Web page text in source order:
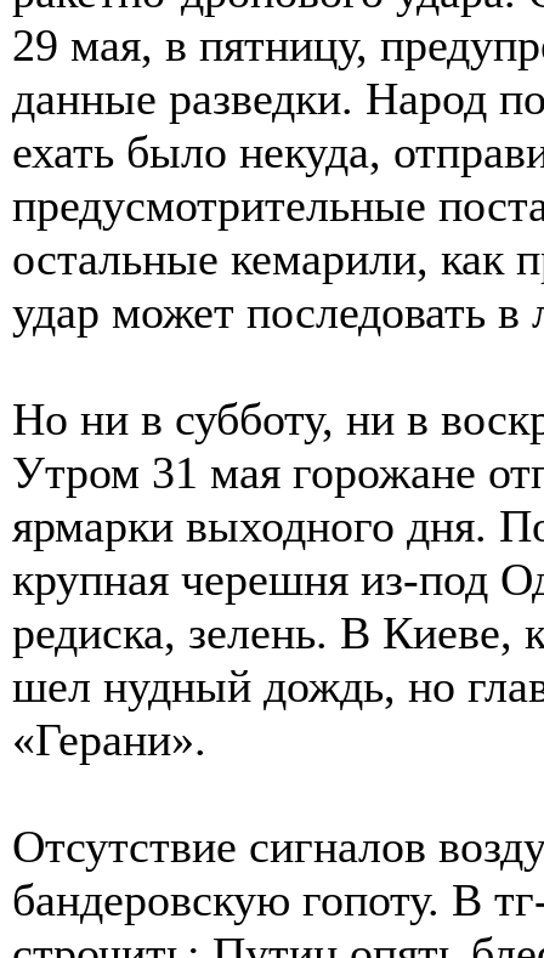
29 мая, в пятницу,
данные разведки. Народ
ехать было некуда,
предусмотрительные
остальные кемарили, как
удар может последовать
Но ни в субботу, ни в
Утром 31 мая горожане
ярмарки выходного дня.
крупная черешня из-под
редиска, зелень. В Киеве,
шел нудный дождь, но
«Герани».
Отсутствие сигналов
бандеровскую гопоту. В